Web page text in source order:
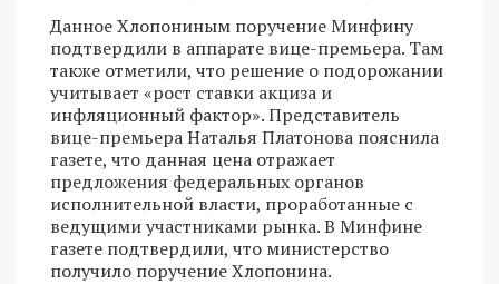
Данное Хлопониным поручение Минфину
подтвердили в аппарате вице-премьера. Там
также отметили, что решение о подорожании
учитывает «рост ставки акциза и
инфляционный фактор». Представитель
вице-премьера Наталья Платонова пояснила
газете, что данная цена отражает
предложения федеральных органов
исполнительной власти, проработанные с
ведущими участниками рынка. В Минфине
газете подтвердили, что министерство
получило поручение Хлопонина.